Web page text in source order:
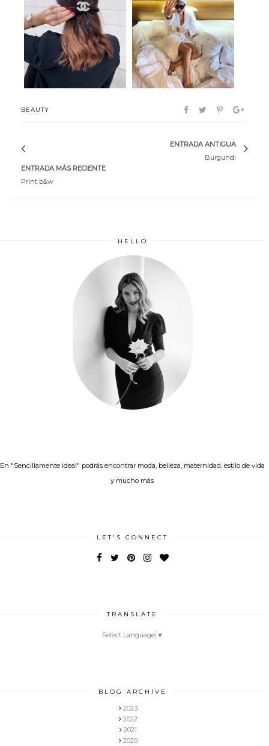
New hair Guinot
BEAUTY
ENTRADA MÁS RECIENTE
Print b&w
ENTRADA ANTIGUA
Burgundi
HELLO
En "Sencillamente ideal" podrás encontrar moda, belleza, maternidad, estilo de vida
y mucho más.
LET'S CONNECT
TRANSLATE
Select Language ▼
BLOG ARCHIVE
2023
2022
2021
2020